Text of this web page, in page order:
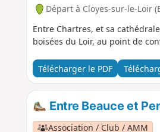
Départ à Cloyes-sur-le-Loir
Entre Chartres, et sa
boisées du Loir, au point de
Télécharger le PDF
Entre Beauce et
Association / Club / AMM